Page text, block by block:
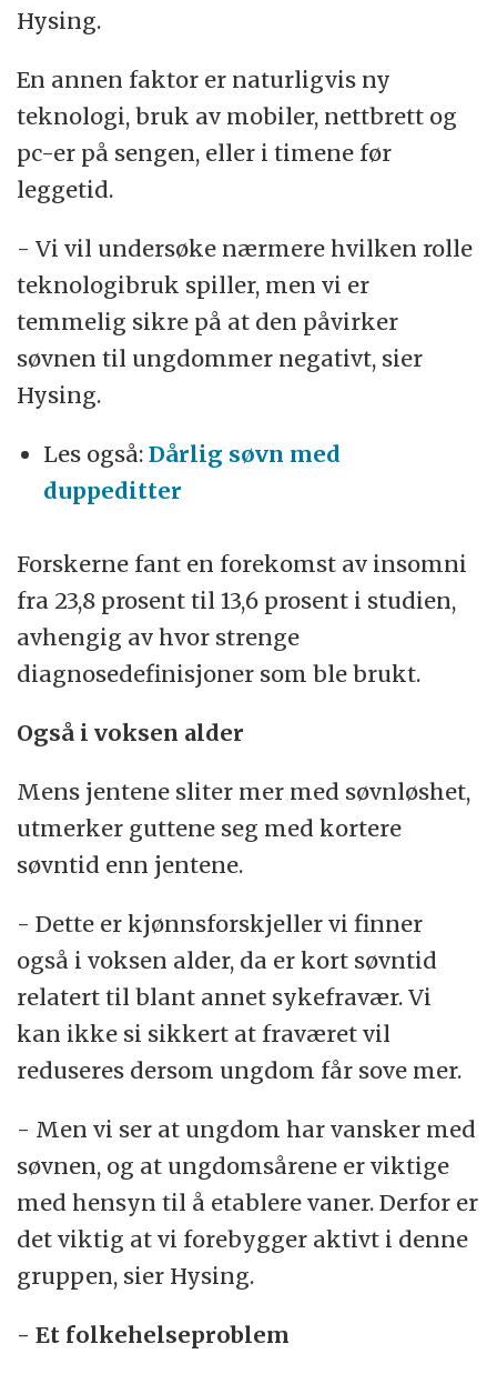
Hysing.
En annen faktor er naturligvis ny
teknologi, bruk av mobiler, nettbrett og
pc-er på sengen, eller i timene før
leggetid.
- Vi vil undersøke nærmere hvilken rolle
teknologibruk spiller, men vi er
temmelig sikre på at den påvirker
søvnen til ungdommer negativt, sier
Hysing.
Les også:Dårlig søvn med
duppeditter
Forskerne fant en forekomst av insomni
fra 23,8 prosent til 13,6 prosent i studien,
avhengig av hvor strenge
diagnosedefinisjoner som ble brukt.
Også i voksen alder
Mens jentene sliter mer med søvnløshet,
utmerker guttene seg med kortere
søvntid enn jentene.
- Dette er kjønnsforskjeller vi finner
også i voksen alder, da er kort søvntid
relatert til blant annet sykefravær. Vi
kan ikke si sikkert at fraværet vil
reduseres dersom ungdom får sove mer.
- Men vi ser at ungdom har vansker med
søvnen, og at ungdomsårene er viktige
med hensyn til å etablere vaner. Derfor er
det viktig at vi forebygger aktivt i denne
gruppen, sier Hysing.
- Et folkehelseproblem